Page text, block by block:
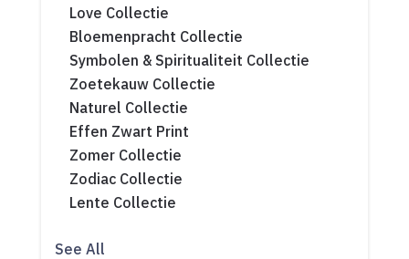
Love Collectie
Bloemenpracht Collectie
Symbolen & Spiritualiteit Collectie
Zoetekauw Collectie
Naturel Collectie
Effen Zwart Print
Zomer Collectie
Zodiac Collectie
Lente Collectie
See All